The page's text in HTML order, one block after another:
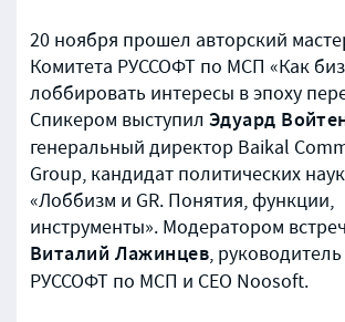
20 ноября прошел авторский
Комитета РУССОФТ по МСП «Как
лоббировать интересы в эпоху
Спикером выступил Эдуард
генеральный директор Baikal
Group, кандидат политических
«Лоббизм и GR. Понятия, функции,
инструменты». Модератором
Виталий Лажинцев,
РУССОФТ по МСП и CEO Noosoft.